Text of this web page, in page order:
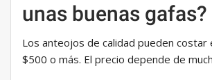
unas buenas gafas?
Los anteojos de calidad pueden
$500 o más. El precio depende de